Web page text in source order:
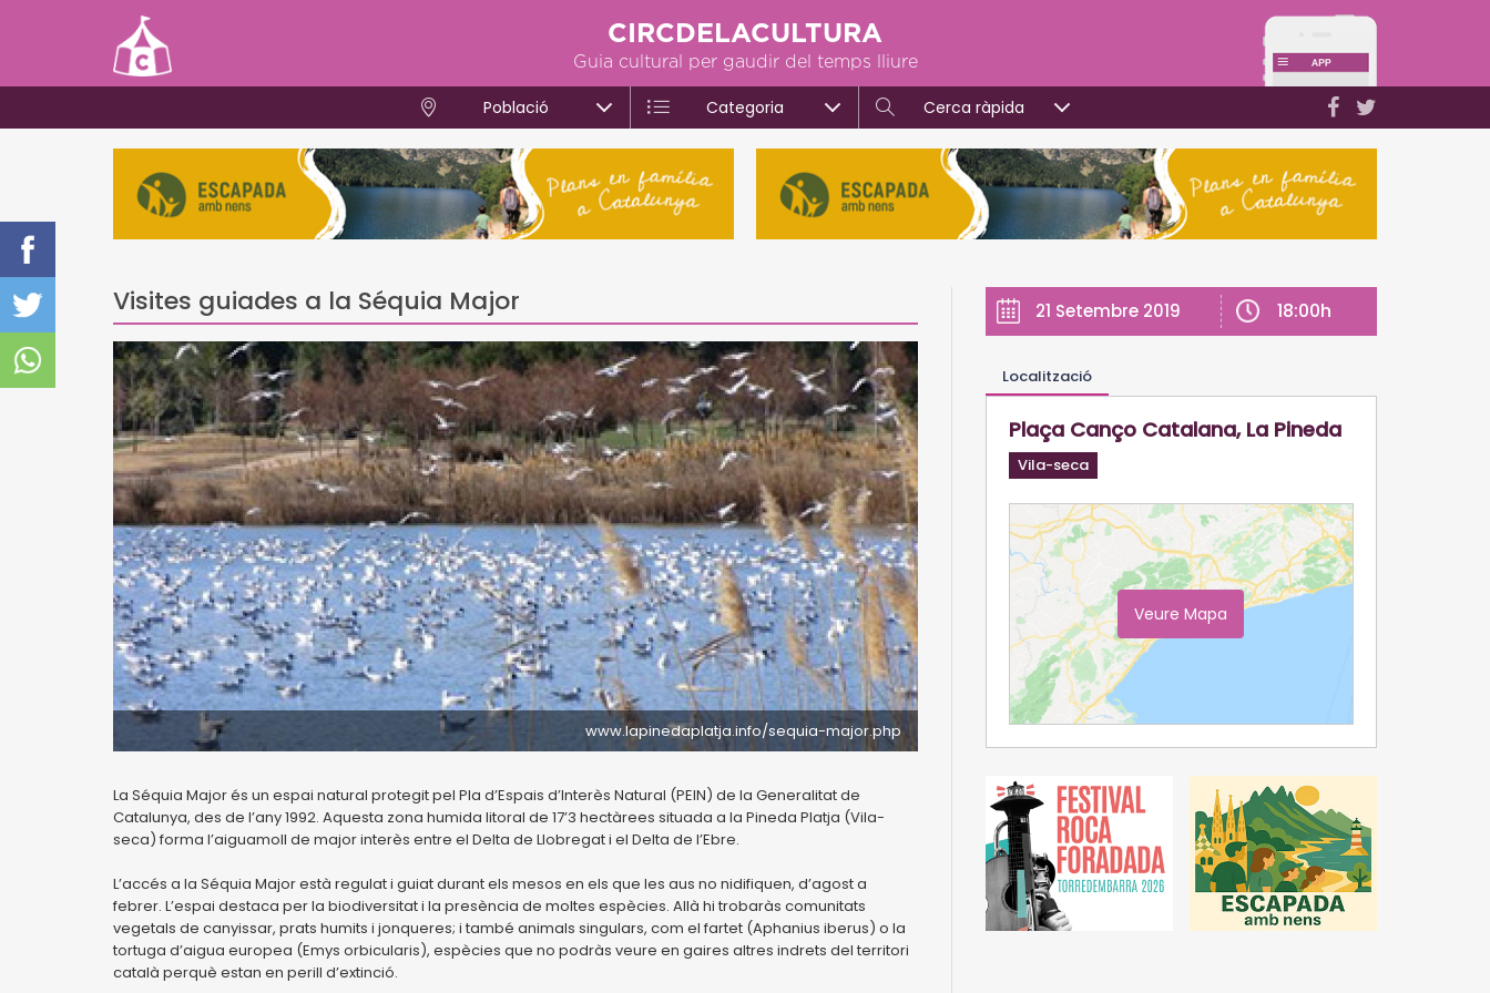
CIRCDELACULTURA
Guia cultural per gaudir del temps lliure
Població Categoria Cerca ràpida
Visites guiades a la Séquia Major
www.lapinedaplatja.info/sequia-major.php
La Séquia Major és un espai natural protegit pel Pla d’Espais d’Interès Natural (PEIN) de la Generalitat de
Catalunya, des de l’any 1992. Aquesta zona humida litoral de 17’3 hectàrees situada a la Pineda Platja (Vila-
seca) forma l’aiguamoll de major interès entre el Delta de Llobregat i el Delta de l’Ebre.
L’accés a la Séquia Major està regulat i guiat durant els mesos en els que les aus no nidifiquen, d’agost a
febrer. L’espai destaca per la biodiversitat i la presència de moltes espècies. Allà hi trobaràs comunitats
vegetals de canyissar, prats humits i jonqueres; i també animals singulars, com el fartet (Aphanius iberus) o la
tortuga d’aigua europea (Emys orbicularis), espècies que no podràs veure en gaires altres indrets del territori
català perquè estan en perill d’extinció.
21 Setembre 2019 18:00h
Localització
Plaça Canço Catalana, La Pineda
Vila-seca
Veure Mapa